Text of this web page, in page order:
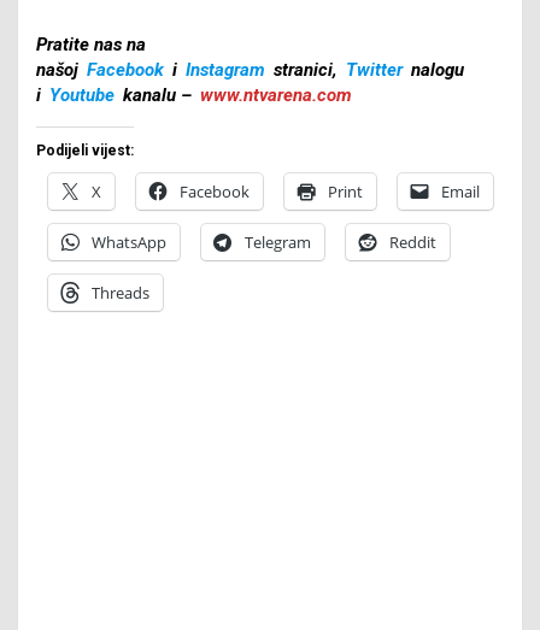
Pratite nas na
našoj Facebook i Instagram stranici, Twitter nalogu
i Youtube kanalu – www.ntvarena.com
Podijeli vijest:
X Facebook Print Email
WhatsApp Telegram Reddit
Threads